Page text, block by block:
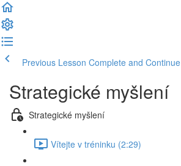
Previous Lesson Complete and Continue
Strategické myšlení
Strategické myšlení
Vítejte v tréninku (2:29)